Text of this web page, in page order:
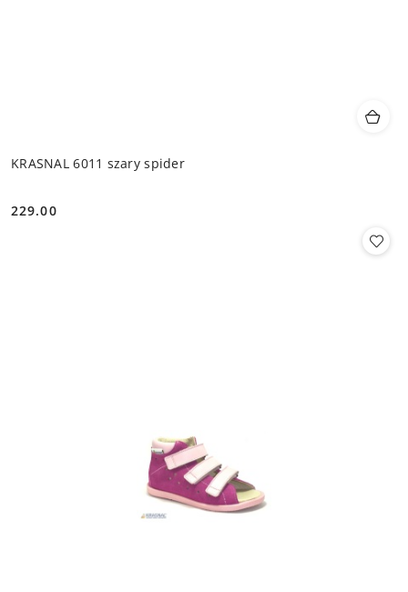
KRASNAL 6011 szary spider
Cena:
229.00